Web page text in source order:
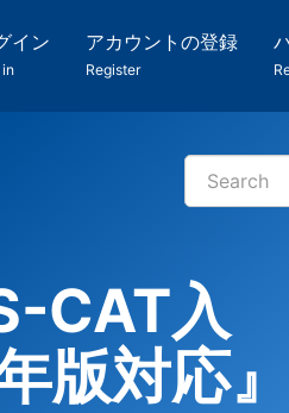
イン
in
アカウントの登録
Register
検
Search
CAT入
対応』